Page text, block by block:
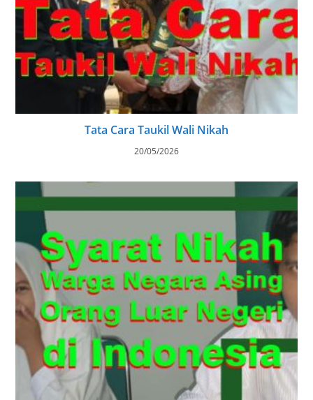
Tata Cara Taukil Wali Nikah
20/05/2026